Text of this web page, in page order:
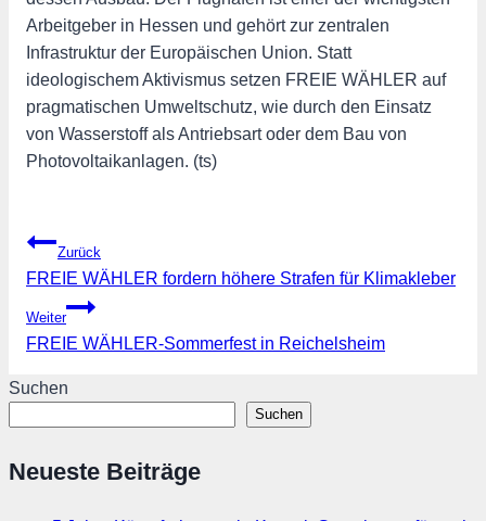
Arbeitgeber in Hessen und gehört zur zentralen
Infrastruktur der Europäischen Union. Statt
ideologischem Aktivismus setzen FREIE WÄHLER auf
pragmatischen Umweltschutz, wie durch den Einsatz
von Wasserstoff als Antriebsart oder dem Bau von
Photovoltaikanlagen. (ts)
Beitragsnavigation
Zurück
FREIE WÄHLER fordern höhere Strafen für Klimakleber
Weiter
FREIE WÄHLER-Sommerfest in Reichelsheim
Suchen
Suchen
Neueste Beiträge